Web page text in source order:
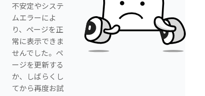
不安定やシステ
ムエラーによ
り、ページを正
常に表示できま
せんでした。ペ
ージを更新する
か、しばらくし
てから再度お試